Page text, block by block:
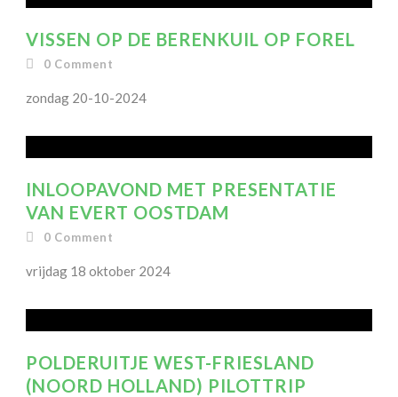
VISSEN OP DE BERENKUIL OP FOREL
0 Comment
zondag 20-10-2024
INLOOPAVOND MET PRESENTATIE
VAN EVERT OOSTDAM
0 Comment
vrijdag 18 oktober 2024
POLDERUITJE WEST-FRIESLAND
(NOORD HOLLAND) PILOTTRIP